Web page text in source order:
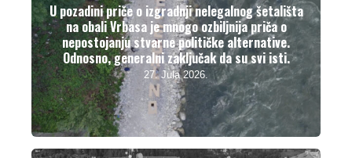
U pozadini priče o izgradnji nelegalnog šetališta
na obali Vrbasa je mnogo ozbiljnija priča o
nepostojanju stvarne političke alternative.
Odnosno, generalni zaključak da su svi isti.
27. Jula 2026.